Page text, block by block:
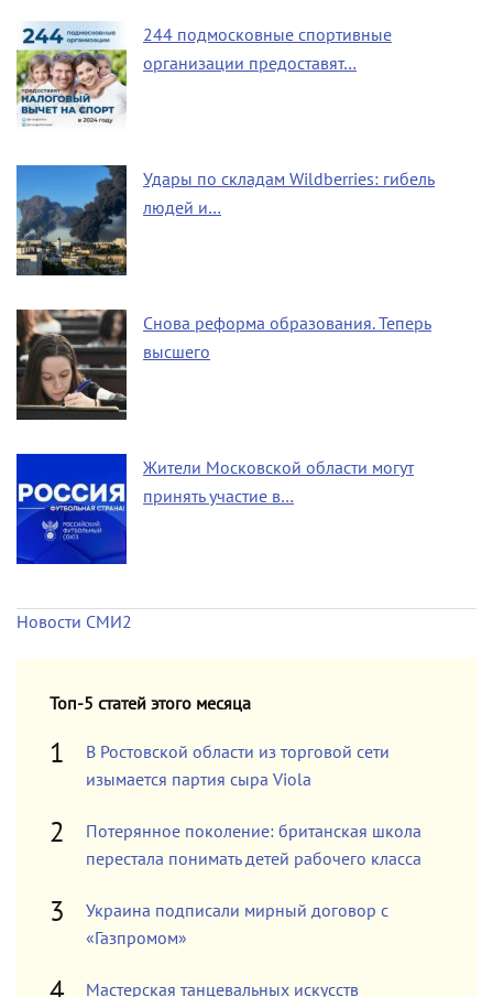
244 подмосковные спортивные
организации предоставят…
Удары по складам Wildberries: гибель
людей и…
Снова реформа образования. Теперь
высшего
Жители Московской области могут
принять участие в…
Новости СМИ2
Топ-5 статей этого месяца
В Ростовской области из торговой сети
изымается партия сыра Viola
Потерянное поколение: британская школа
перестала понимать детей рабочего класса
Украина подписали мирный договор с
«Газпромом»
Мастерская танцевальных искусств